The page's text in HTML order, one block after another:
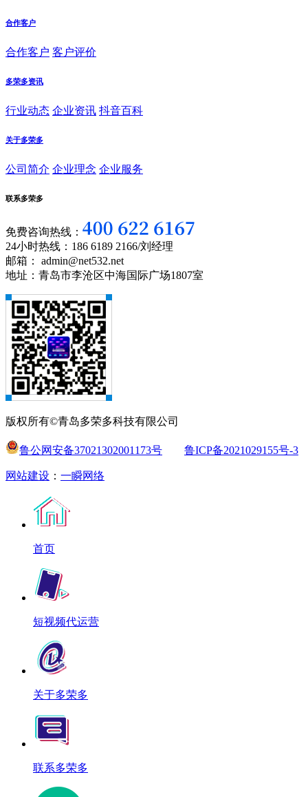
合作客户
合作客户 客户评价
多荣多资讯
行业动态 企业资讯 抖音百科
关于多荣多
公司简介 企业理念 企业服务
联系多荣多
免费咨询热线：
24小时热线：186 6189 2166/刘经理
邮箱： admin@net532.net
地址：青岛市李沧区中海国际广场1807室
版权所有©青岛多荣多科技有限公司
鲁公网安备37021302001173号 鲁ICP备2021029155号-3
网站建设 ： 一瞬网络
首页
短视频代运营
关于多荣多
联系多荣多